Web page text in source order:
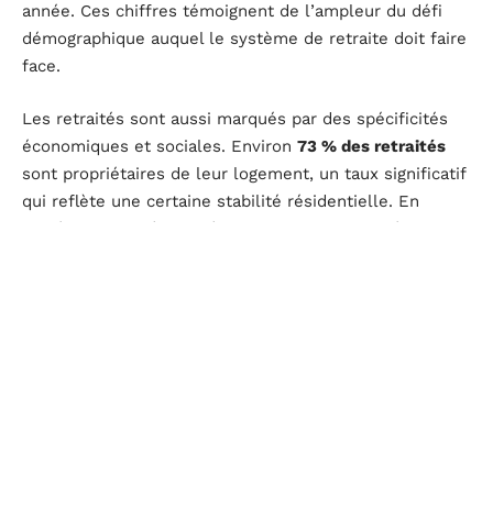
année. Ces chiffres témoignent de l’ampleur du défi
démographique auquel le système de retraite doit faire
face.
Les retraités sont aussi marqués par des spécificités
économiques et sociales. Environ 73 % des retraités
sont propriétaires de leur logement, un taux significatif
qui reflète une certaine stabilité résidentielle. En
matière de santé, les dépenses moyennes après 65 ans